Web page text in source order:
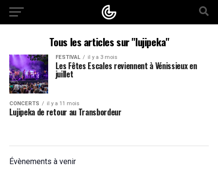
Tous les articles sur "lujipeka"
FESTIVAL il y a 3 mois
Les Fêtes Escales reviennent à Vénissieux en
juillet
CONCERTS il y a 11 mois
Lujipeka de retour au Transbordeur
Évènements à venir